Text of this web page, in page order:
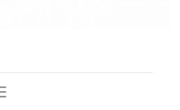
Navigation